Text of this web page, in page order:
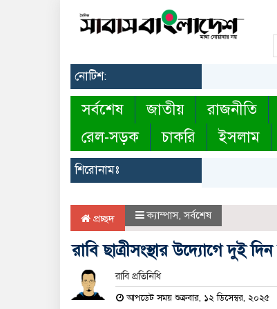
নোটিশ:
সর্বশেষ জাতীয় রাজনীতি
রেল-সড়ক
চাকরি ইসলাম
শিরোনামঃ
প্রচ্ছদ ক্যাম্পাস,সর্বশেষ
রাবি ছাত্রীসংস্থার উদ্যোগে দুই
রাবি প্রতিনিধি
আপডেট সময় শুক্রবার, ১২ ডিসেম্বর, ২০২৫